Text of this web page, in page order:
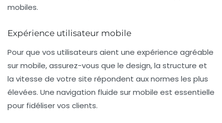
mobiles.
Expérience utilisateur mobile
Pour que vos utilisateurs aient une expérience agréable
sur mobile, assurez-vous que le design, la structure et
la vitesse de votre site répondent aux normes les plus
élevées. Une navigation fluide sur mobile est essentielle
pour fidéliser vos clients.